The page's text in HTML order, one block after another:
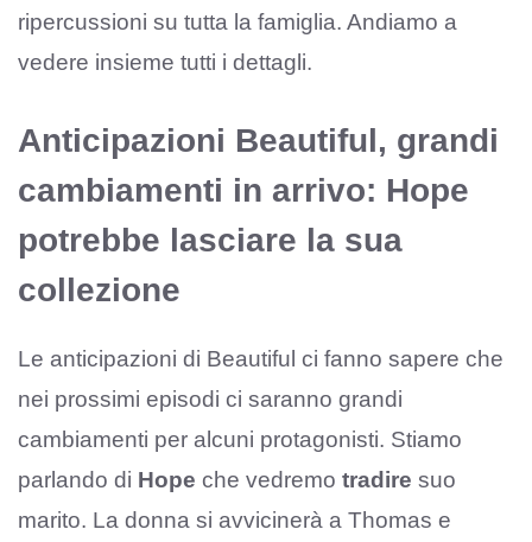
ripercussioni su tutta la famiglia. Andiamo a
vedere insieme tutti i dettagli.
Anticipazioni Beautiful, grandi
cambiamenti in arrivo: Hope
potrebbe lasciare la sua
collezione
Le anticipazioni di Beautiful ci fanno sapere che
nei prossimi episodi ci saranno grandi
cambiamenti per alcuni protagonisti. Stiamo
parlando di Hope che vedremo tradire suo
marito. La donna si avvicinerà a Thomas e